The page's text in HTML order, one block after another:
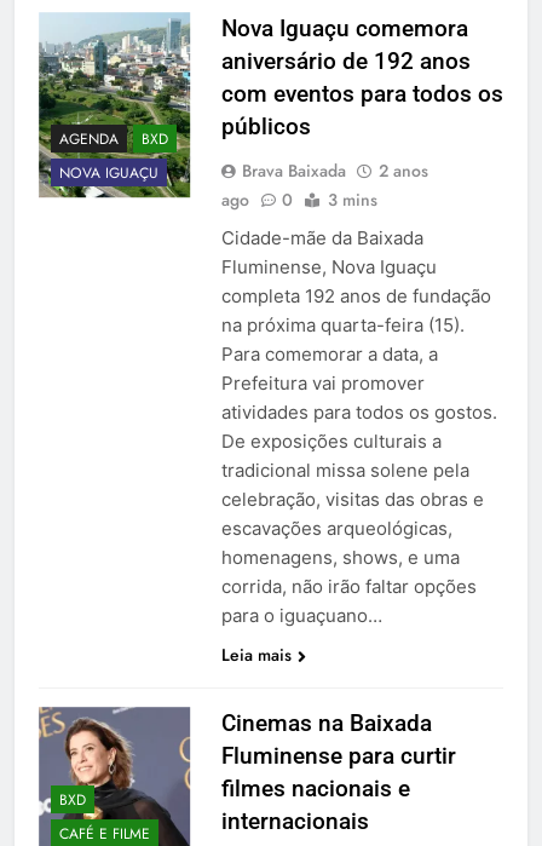
AGENDA
BXD
NOVA IGUAÇU
Nova Iguaçu comemora
aniversário de 192 anos
com eventos para todos os
públicos
Brava Baixada
2 anos
ago
0 3 mins
Cidade-mãe da Baixada
Fluminense, Nova Iguaçu
completa 192 anos de fundação
na próxima quarta-feira (15).
Para comemorar a data, a
Prefeitura vai promover
atividades para todos os gostos.
De exposições culturais a
tradicional missa solene pela
celebração, visitas das obras e
escavações arqueológicas,
homenagens, shows, e uma
corrida, não irão faltar opções
para o iguaçuano…
Leia mais
BXD
CAFÉ E FILME
Cinemas na Baixada
Fluminense para curtir
filmes nacionais e
internacionais